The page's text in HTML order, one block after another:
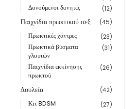
Δονούμενοι δονητές (12)
Παιχνίδια πρωκτικού σεξ (45)
Πρωκτικές χάντρες (23)
Πρωκτικά βύσματα
γλουτών
(31)
Παιχνίδια εκκίνησης
πρωκτού
(26)
Δουλεία (42)
Κιτ BDSM (27)